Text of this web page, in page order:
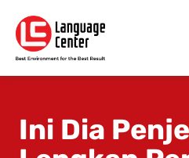
Ini Dia